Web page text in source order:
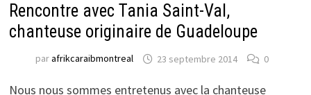
Rencontre avec Tania Saint-Val,
chanteuse originaire de Guadeloupe
parafrikcaraibmontreal 23 septembre 2014 0
Nous nous sommes entretenus avec la chanteuse